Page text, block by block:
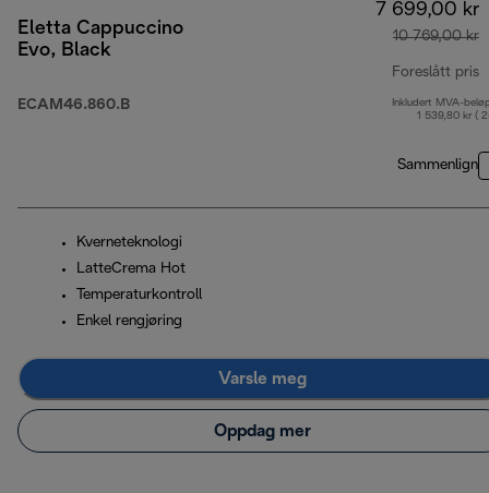
Eletta Cappuccino
Evo, Black
ECAM46.860.B
7 699,00 kr
10 769,00 kr
Foreslått pris
Inkludert MVA-
1 539,80 kr (
Sammenlign
Kverneteknologi
LatteCrema Hot
Temperaturkontroll
Enkel rengjøring
Varsle meg
Oppdag mer